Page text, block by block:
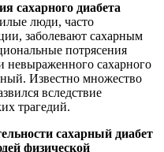
сахарного диабета
люди, часто
заболевают сахарным
потрясения
невыраженного сахарного
Известно множество
вследствие
трагедий.
сахарный диабет
физической